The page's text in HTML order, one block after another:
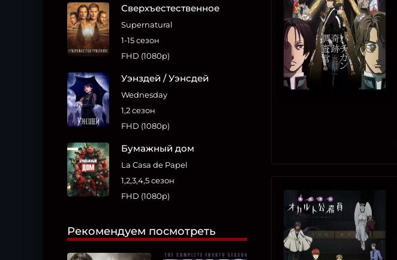
Сверхъестественное
Supernatural
1-15 сезон
FHD (1080p)
Уэнздей / Уэнсдей
Wednesday
1,2 сезон
FHD (1080p)
Бумажный дом
La Casa de Papel
1,2,3,4,5 сезон
FHD (1080p)
Рекомендуем посмотреть